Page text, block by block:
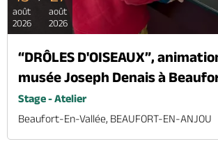
août
2026
août
2026
“DRÔLES D'OISEAUX”,
musée Joseph Denais à
Stage - Atelier
Beaufort-En-Vallée, BEAUFORT-EN-ANJOU